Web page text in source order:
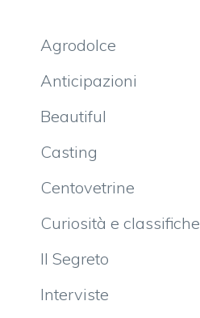
Agrodolce
Anticipazioni
Beautiful
Casting
Centovetrine
Curiosità e classifiche
Il Segreto
Interviste